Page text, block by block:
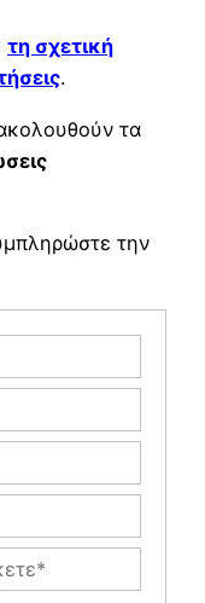
τη σχετική
.
τα
την